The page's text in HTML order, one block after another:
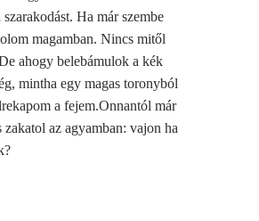
Ha már szembe
magamban. Nincs mitől
ahogy belebámulok a kék
mintha egy magas toronyból
a fejem.Onnantól már
zakatol az agyamban: vajon ha